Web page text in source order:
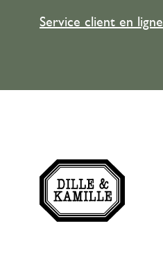
Service client en ligne